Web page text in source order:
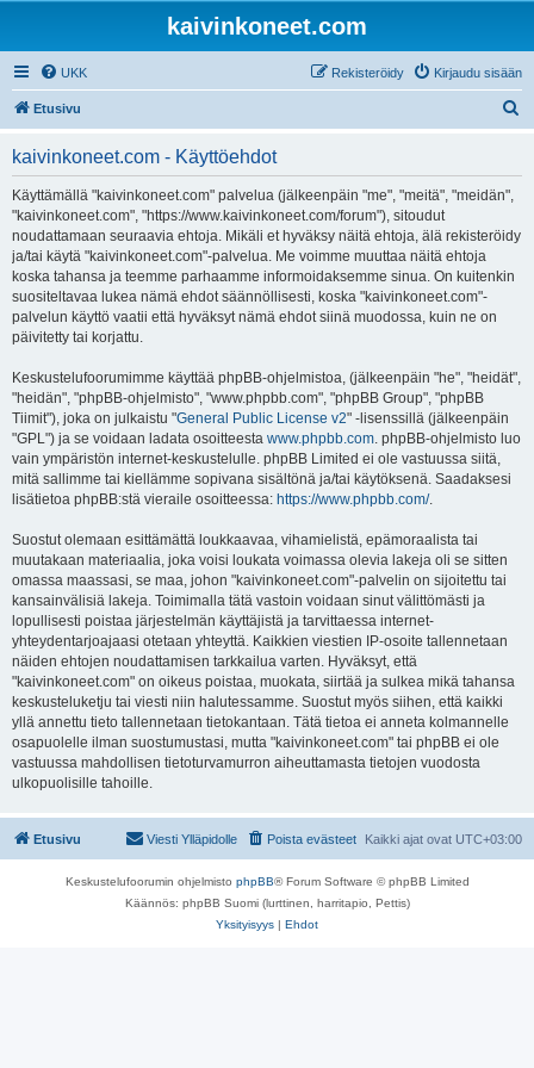
kaivinkoneet.com
UKK Kirjaudu sisään
Rekisteröidy
Etusivu
kaivinkoneet.com - Käyttöehdot
Käyttämällä "kaivinkoneet.com" palvelua (jälkeenpäin "me", "meitä", "meidän",
"kaivinkoneet.com", "https://www.kaivinkoneet.com/forum"), sitoudut
noudattamaan seuraavia ehtoja. Mikäli et hyväksy näitä ehtoja, älä rekisteröidy
ja/tai käytä "kaivinkoneet.com"-palvelua. Me voimme muuttaa näitä ehtoja
koska tahansa ja teemme parhaamme informoidaksemme sinua. On kuitenkin
suositeltavaa lukea nämä ehdot säännöllisesti, koska "kaivinkoneet.com"-
palvelun käyttö vaatii että hyväksyt nämä ehdot siinä muodossa, kuin ne on
päivitetty tai korjattu.
Keskustelufoorumimme käyttää phpBB-ohjelmistoa, (jälkeenpäin "he", "heidät",
"heidän", "phpBB-ohjelmisto", "www.phpbb.com", "phpBB Group", "phpBB
Tiimit"), joka on julkaistu "General Public License v2" -lisenssillä (jälkeenpäin
"GPL") ja se voidaan ladata osoitteesta www.phpbb.com. phpBB-ohjelmisto luo
vain ympäristön internet-keskustelulle. phpBB Limited ei ole vastuussa siitä,
mitä sallimme tai kiellämme sopivana sisältönä ja/tai käytöksenä. Saadaksesi
lisätietoa phpBB:stä vieraile osoitteessa: https://www.phpbb.com/.
Suostut olemaan esittämättä loukkaavaa, vihamielistä, epämoraalista tai
muutakaan materiaalia, joka voisi loukata voimassa olevia lakeja oli se sitten
omassa maassasi, se maa, johon "kaivinkoneet.com"-palvelin on sijoitettu tai
kansainvälisiä lakeja. Toimimalla tätä vastoin voidaan sinut välittömästi ja
lopullisesti poistaa järjestelmän käyttäjistä ja tarvittaessa internet-
yhteydentarjoajaasi otetaan yhteyttä. Kaikkien viestien IP-osoite tallennetaan
näiden ehtojen noudattamisen tarkkailua varten. Hyväksyt, että
"kaivinkoneet.com" on oikeus poistaa, muokata, siirtää ja sulkea mikä tahansa
keskusteluketju tai viesti niin halutessamme. Suostut myös siihen, että kaikki
yllä annettu tieto tallennetaan tietokantaan. Tätä tietoa ei anneta kolmannelle
osapuolelle ilman suostumustasi, mutta "kaivinkoneet.com" tai phpBB ei ole
vastuussa mahdollisen tietoturvamurron aiheuttamasta tietojen vuodosta
ulkopuolisille tahoille.
Etusivu Kaikki ajat ovat UTC+03:00
Poista evästeet
Viesti Ylläpidolle
Keskustelufoorumin ohjelmisto phpBB® Forum Software © phpBB Limited
Käännös: phpBB Suomi (lurttinen, harritapio, Pettis)
Yksityisyys | Ehdot